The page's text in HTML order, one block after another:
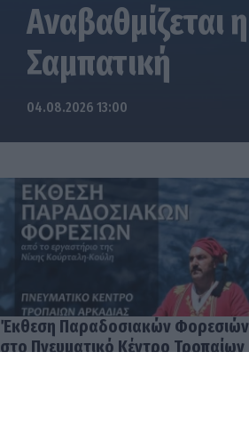
Αναβαθμίζεται
Σαμπατική
04.08.2026 13:00
Έκθεση Παραδοσιακών Φορεσιών
στο Πνευματικό Κέντρο Τροπαίων